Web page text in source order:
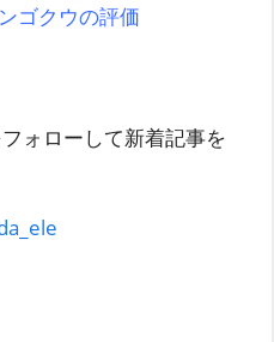
ゴクウの評価
ォローして新着記事を